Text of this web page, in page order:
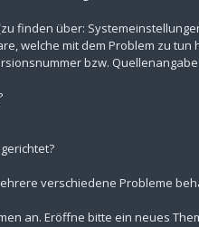
finden über:
welche mit dem Problem zu tun
bzw. Quellenangabe
verschiedene Probleme
an. Eröffne bitte ein neues